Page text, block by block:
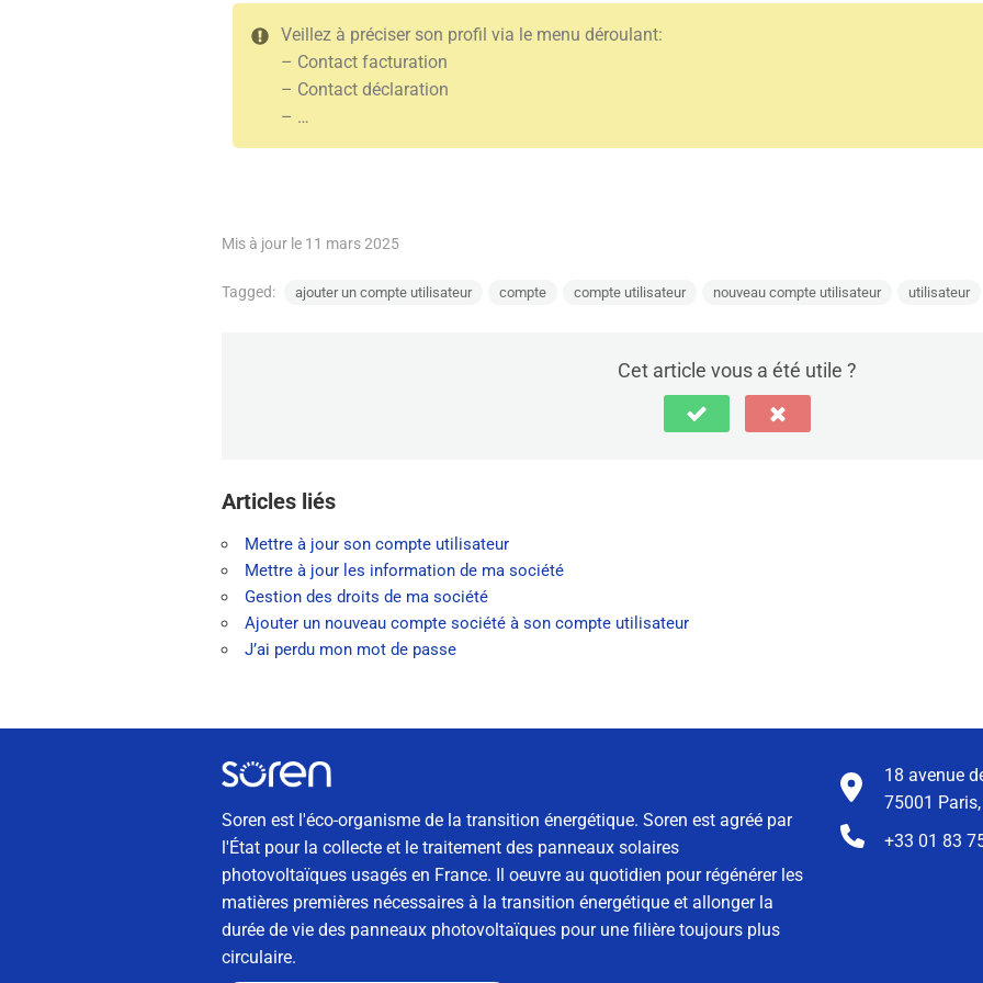
Veillez à préciser son profil via le menu déroulant:
– Contact facturation
– Contact déclaration
– …
Mis à jour le 11 mars 2025
Tagged: ajouter un compte utilisateur compte compte utilisateur nouveau compte utilisateur utilisateur
Cet article vous a été utile ?
Articles liés
Mettre à jour son compte utilisateur
Mettre à jour les information de ma société
Gestion des droits de ma société
Ajouter un nouveau compte société à son compte utilisateur
J’ai perdu mon mot de passe
Soren est l'éco-organisme de la transition énergétique. Soren est agréé par
l'État pour la collecte et le traitement des panneaux solaires
photovoltaïques usagés en France. Il oeuvre au quotidien pour régénérer les
matières premières nécessaires à la transition énergétique et allonger la
durée de vie des panneaux photovoltaïques pour une filière toujours plus
circulaire.
18 avenue
75001
+33 01 83